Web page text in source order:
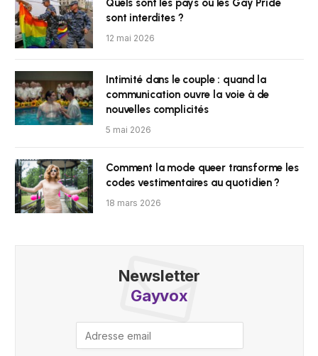
Quels sont les pays où les Gay Pride
sont interdites ?
12 mai 2026
Intimité dans le couple : quand la
communication ouvre la voie à de
nouvelles complicités
5 mai 2026
Comment la mode queer transforme les
codes vestimentaires au quotidien ?
18 mars 2026
Newsletter
Gayvox